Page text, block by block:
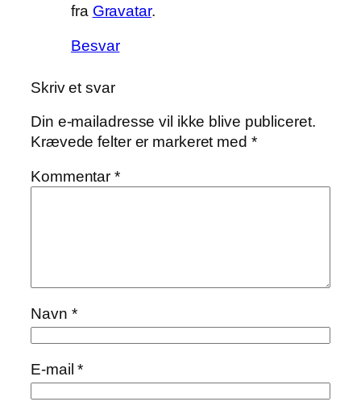
fra Gravatar.
Besvar
Skriv et svar
Din e-mailadresse vil ikke blive publiceret.
Krævede felter er markeret med *
Kommentar*
Navn *
E-mail*